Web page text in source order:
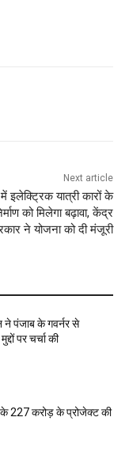
Next article
इलेक्ट्रिक यात्री कारों के
को मिलेगा बढ़ावा, केंद्र
ने योजना को दी मंजूरी
पंजाब के गवर्नर से
पर चर्चा की
₹227 करोड़ के प्रोजेक्ट की